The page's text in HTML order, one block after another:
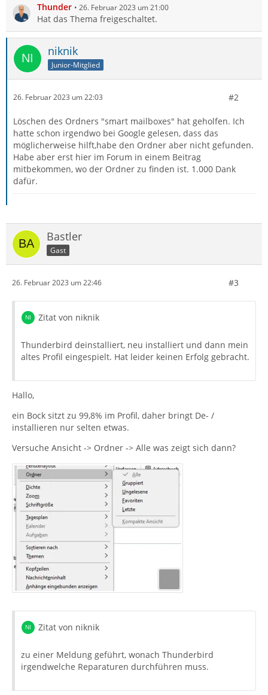
Thunder 26. Februar 2023 um 21:00
Hat das Thema freigeschaltet.
niknik
Junior-Mitglied
26. Februar 2023 um 22:03 #2
Löschen des Ordners "smart mailboxes" hat geholfen. Ich
hatte schon irgendwo bei Google gelesen, dass das
möglicherweise hilft,habe den Ordner aber nicht gefunden.
Habe aber erst hier im Forum in einem Beitrag
mitbekommen, wo der Ordner zu finden ist. 1.000 Dank
dafür.
Bastler
Gast
26. Februar 2023 um 22:46 #3
Zitat von niknik
Thunderbird deinstalliert, neu installiert und dann mein
altes Profil eingespielt. Hat leider keinen Erfolg gebracht.
Hallo,
ein Bock sitzt zu 99,8% im Profil, daher bringt De- /
installieren nur selten etwas.
Versuche Ansicht -> Ordner -> Alle was zeigt sich dann?
Zitat von niknik
zu einer Meldung geführt, wonach Thunderbird
irgendwelche Reparaturen durchführen muss.